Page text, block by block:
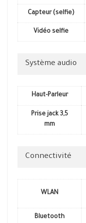
Capteur (selfie)
Vidéo selfie
Système audio
Haut-Parleur
Prise jack 3,5
mm
Connectivité
WLAN
Bluetooth